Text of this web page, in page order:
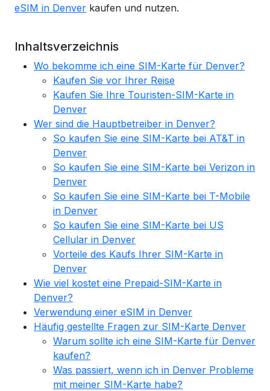
eSIM in Denver kaufen und nutzen.
Inhaltsverzeichnis
Wo bekomme ich eine SIM-Karte für Denver?
Kaufen Sie vor Ihrer Reise
Kaufen Sie Ihre Touristen-SIM-Karte in
Denver
Wer sind die Hauptbetreiber in Denver?
So kaufen Sie eine SIM-Karte bei AT&T in
Denver
So kaufen Sie eine SIM-Karte bei Verizon in
Denver
So kaufen Sie eine SIM-Karte bei T-Mobile
in Denver
So kaufen Sie eine SIM-Karte bei US
Cellular in Denver
Vorteile des Kaufs Ihrer SIM-Karte in
Denver
Wie viel kostet eine Prepaid-SIM-Karte in
Denver?
Verwendung einer eSIM in Denver
Häufig gestellte Fragen zur SIM-Karte Denver
Warum sollte ich eine SIM-Karte für Denver
kaufen?
Was passiert, wenn ich in Denver Probleme
mit meiner SIM-Karte habe?